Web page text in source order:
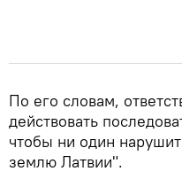
По его словам,
действовать
чтобы ни один
землю Латвии".